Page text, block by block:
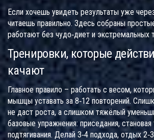
Если хочешь увидеть результаты уже
читаешь правильно. Здесь собраны
работают без чудо‑диет и экстремальных
Тренировки, которые
качают
Главное правило – работать с весом,
мышцы уставать за 8‑12 повторений.
не даст роста, а слишком тяжёлый
базовые упражнения: приседания,
подтягивания. Делай 3‑4 подхода, отдых